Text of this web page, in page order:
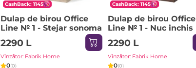
CashBack: 1145
Dulap de birou Office
Line № 1 - Stejar sonoma
2290 L
Vînzător: Fabrik Home
0(0)
CashBack: 1145
Dulap de birou Office
Line № 1 - Nuc inchis
2290 L
Vînzător: Fabrik Home
0(0)